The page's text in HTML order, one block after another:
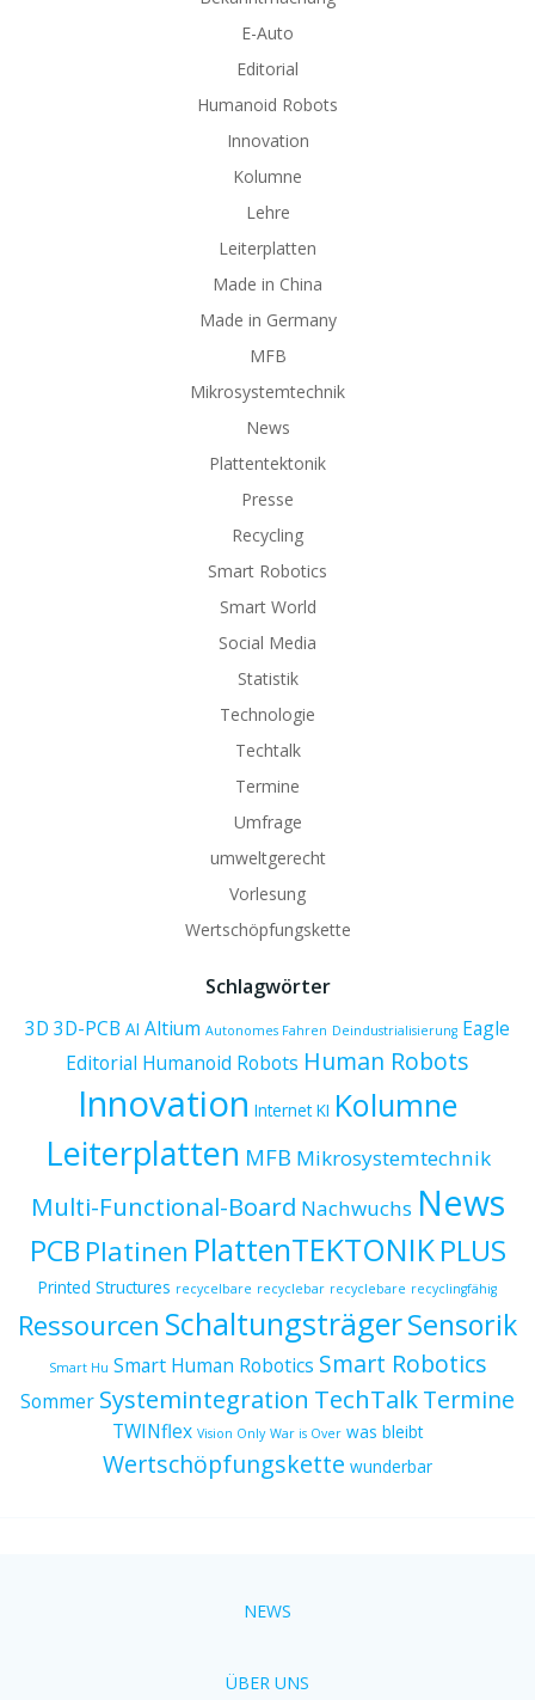
E-Auto
Editorial
Humanoid Robots
Innovation
Kolumne
Lehre
Leiterplatten
Made in China
Made in Germany
MFB
Mikrosystemtechnik
News
Plattentektonik
Presse
Recycling
Smart Robotics
Smart World
Social Media
Statistik
Technologie
Techtalk
Termine
Umfrage
umweltgerecht
Vorlesung
Wertschöpfungskette
Schlagwörter
3D 3D-PCB AI Altium Autonomes Fahren Deindustrialisierung Eagle
Editorial Humanoid Robots Human Robots
Innovation Internet KI Kolumne
Leiterplatten MFB Mikrosystemtechnik
Multi-Functional-Board Nachwuchs News
PCB Platinen PlattenTEKTONIK PLUS
Printed Structures recycelbare recyclebar recyclebare recyclingfähig
Ressourcen SchaltungsträgerSensorik
Smart Hu Smart Human Robotics Smart Robotics
Sommer Systemintegration TechTalkTermine
TWINflex Vision Only War is Over was bleibt
Wertschöpfungskette wunderbar
NEWS
ÜBER UNS